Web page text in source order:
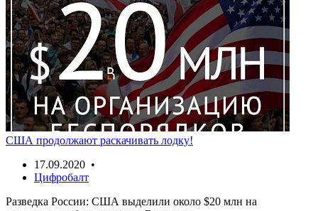
США продолжают раскачивать лодку!
17.09.2020 •
Цифробалт
Разведка России: США выделили около $20 млн на